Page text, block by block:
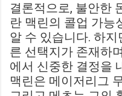
결론적으로, 불안한
란 맥린의 콜업 가능
알 수 있습니다. 하
른 선택지가 존재하
에서 신중한 결정을
맥린은 메이저리그